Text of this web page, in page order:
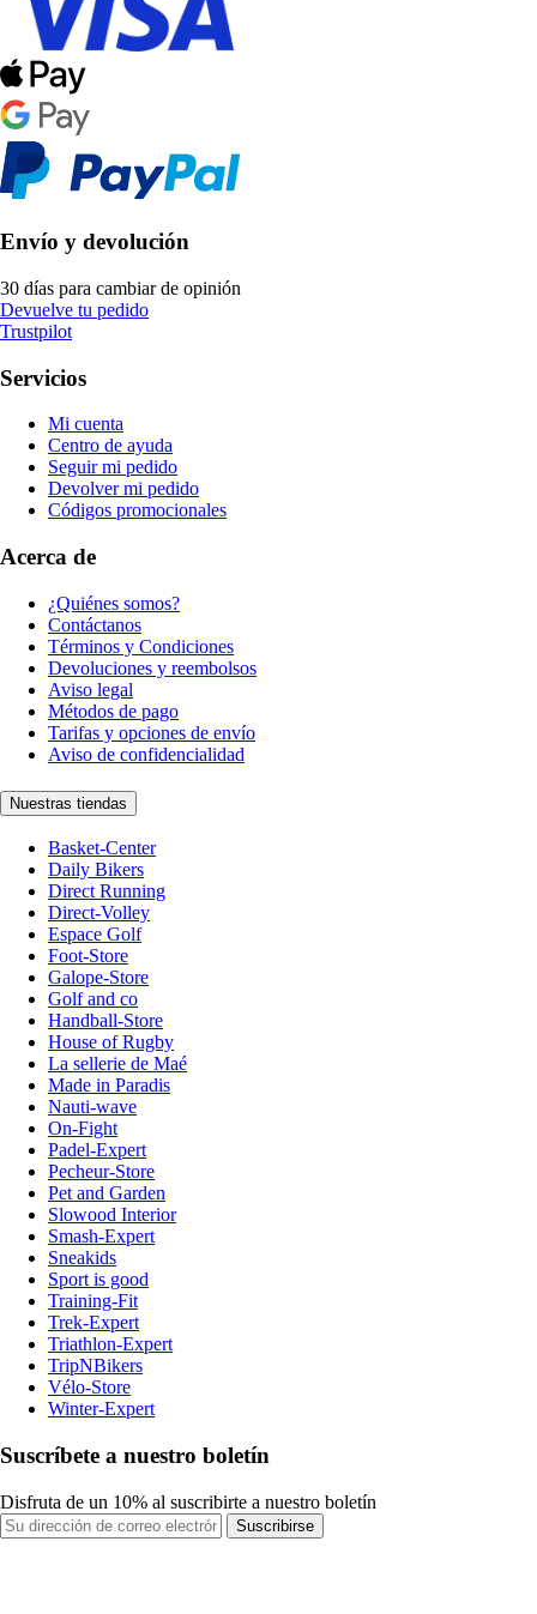
Envío y devolución
30 días para cambiar de opinión
Devuelve tu pedido
Trustpilot
Servicios
Mi cuenta
Centro de ayuda
Seguir mi pedido
Devolver mi pedido
Códigos promocionales
Acerca de
¿Quiénes somos?
Contáctanos
Términos y Condiciones
Devoluciones y reembolsos
Aviso legal
Métodos de pago
Tarifas y opciones de envío
Aviso de confidencialidad
Nuestras tiendas
Basket-Center
Daily Bikers
Direct Running
Direct-Volley
Espace Golf
Foot-Store
Galope-Store
Golf and co
Handball-Store
House of Rugby
La sellerie de Maé
Made in Paradis
Nauti-wave
On-Fight
Padel-Expert
Pecheur-Store
Pet and Garden
Slowood Interior
Smash-Expert
Sneakids
Sport is good
Training-Fit
Trek-Expert
Triathlon-Expert
TripNBikers
Vélo-Store
Winter-Expert
Suscríbete a nuestro boletín
Disfruta de un 10% al suscribirte a nuestro boletín
Suscribirse